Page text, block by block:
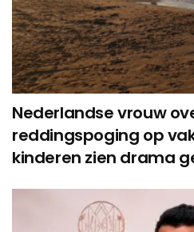
Nederlandse vrouw
reddingspoging op
kinderen zien drama